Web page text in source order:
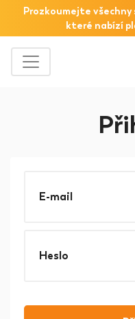
Prozkoumejte všechny
které nabízí
E-mail
Heslo